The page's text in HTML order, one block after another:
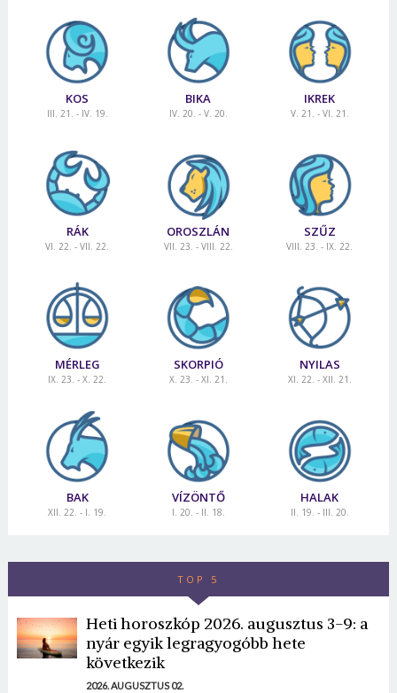
KOS
III. 21. - IV. 19.
BIKA
IV. 20. - V. 20.
IKREK
V. 21. - VI. 21.
RÁK
VI. 22. - VII. 22.
OROSZLÁN
VII. 23. - VIII. 22.
SZŰZ
VIII. 23. - IX. 22.
MÉRLEG
IX. 23. - X. 22.
SKORPIÓ
X. 23. - XI. 21.
NYILAS
XI. 22. - XII. 21.
BAK
XII. 22. - I. 19.
VÍZÖNTŐ
I. 20. - II. 18.
HALAK
II. 19. - III. 20.
TOP 5
Heti horoszkóp 2026. augusztus 3-9: a
nyár egyik legragyogóbb hete
következik
2026. AUGUSZTUS 02.